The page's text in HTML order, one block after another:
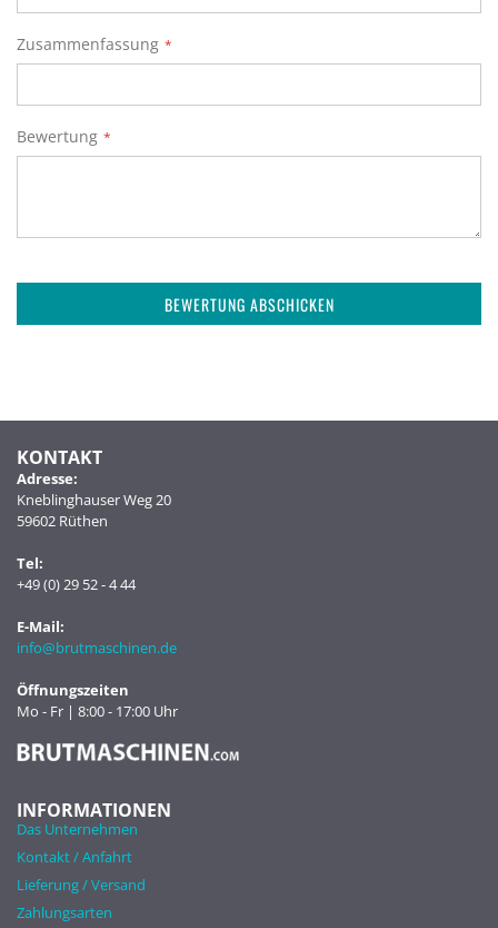
Zusammenfassung
Bewertung
BEWERTUNG ABSCHICKEN
KONTAKT
Adresse:
Kneblinghauser Weg 20
59602 Rüthen
Tel:
+49 (0) 29 52 - 4 44
E-Mail:
info@brutmaschinen.de
Öffnungszeiten
Mo - Fr | 8:00 - 17:00 Uhr
INFORMATIONEN
Das Unternehmen
Kontakt / Anfahrt
Lieferung / Versand
Zahlungsarten